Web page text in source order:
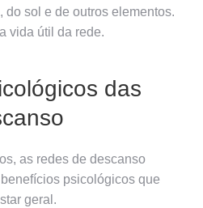
do sol e de outros elementos.
vida útil da rede.
das
as redes de descanso
psicológicos que
geral.